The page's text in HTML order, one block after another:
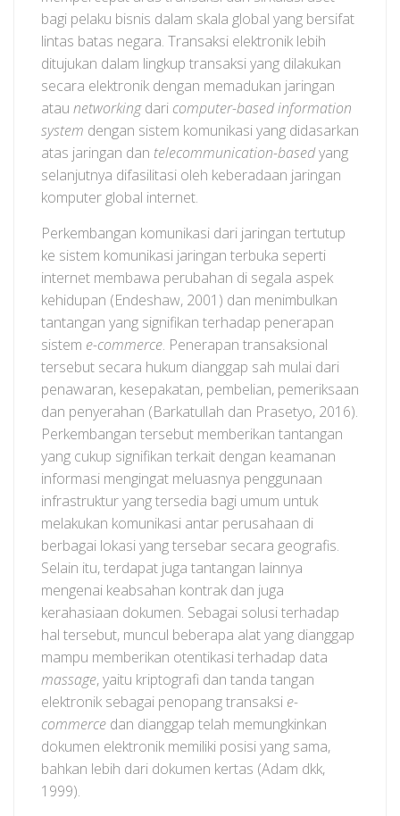
bagi pelaku bisnis dalam skala global yang bersifat
lintas batas negara. Transaksi elektronik lebih
ditujukan dalam lingkup transaksi yang dilakukan
secara elektronik dengan memadukan jaringan
atau networkingdari computer-based information
system dengan sistem komunikasi yang didasarkan
atas jaringan dan telecommunication-basedyang
selanjutnya difasilitasi oleh keberadaan jaringan
komputer global internet.
Perkembangan komunikasi dari jaringan tertutup
ke sistem komunikasi jaringan terbuka seperti
internet membawa perubahan di segala aspek
kehidupan (Endeshaw, 2001) dan menimbulkan
tantangan yang signifikan terhadap penerapan
sistem e-commerce. Penerapan transaksional
tersebut secara hukum dianggap sah mulai dari
penawaran, kesepakatan, pembelian, pemeriksaan
dan penyerahan (Barkatullah dan Prasetyo, 2016).
Perkembangan tersebut memberikan tantangan
yang cukup signifikan terkait dengan keamanan
informasi mengingat meluasnya penggunaan
infrastruktur yang tersedia bagi umum untuk
melakukan komunikasi antar perusahaan di
berbagai lokasi yang tersebar secara geografis.
Selain itu, terdapat juga tantangan lainnya
mengenai keabsahan kontrak dan juga
kerahasiaan dokumen. Sebagai solusi terhadap
hal tersebut, muncul beberapa alat yang dianggap
mampu memberikan otentikasi terhadap data
massage, yaitu kriptografi dan tanda tangan
elektronik sebagai penopang transaksi e-
commerce dan dianggap telah memungkinkan
dokumen elektronik memiliki posisi yang sama,
bahkan lebih dari dokumen kertas (Adam dkk,
1999).